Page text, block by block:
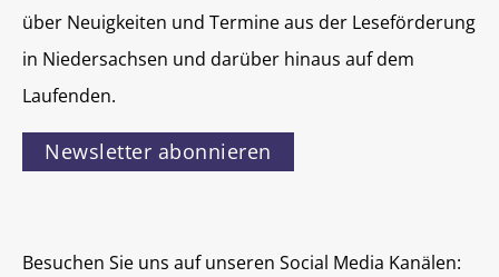
über Neuigkeiten und Termine aus der Leseförderung
in Niedersachsen und darüber hinaus auf dem
Laufenden.
Newsletter abonnieren
Besuchen Sie uns auf unseren Social Media Kanälen: